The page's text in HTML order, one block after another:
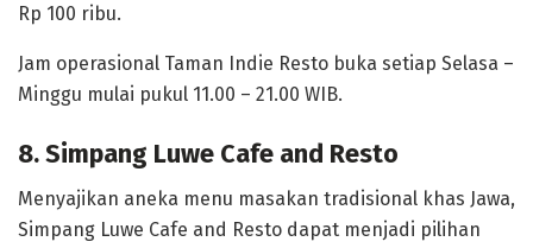
Rp 100 ribu.
Jam operasional Taman Indie Resto buka setiap Selasa –
Minggu mulai pukul 11.00 – 21.00 WIB.
8. Simpang Luwe Cafe and Resto
Menyajikan aneka menu masakan tradisional khas Jawa,
Simpang Luwe Cafe and Resto dapat menjadi pilihan